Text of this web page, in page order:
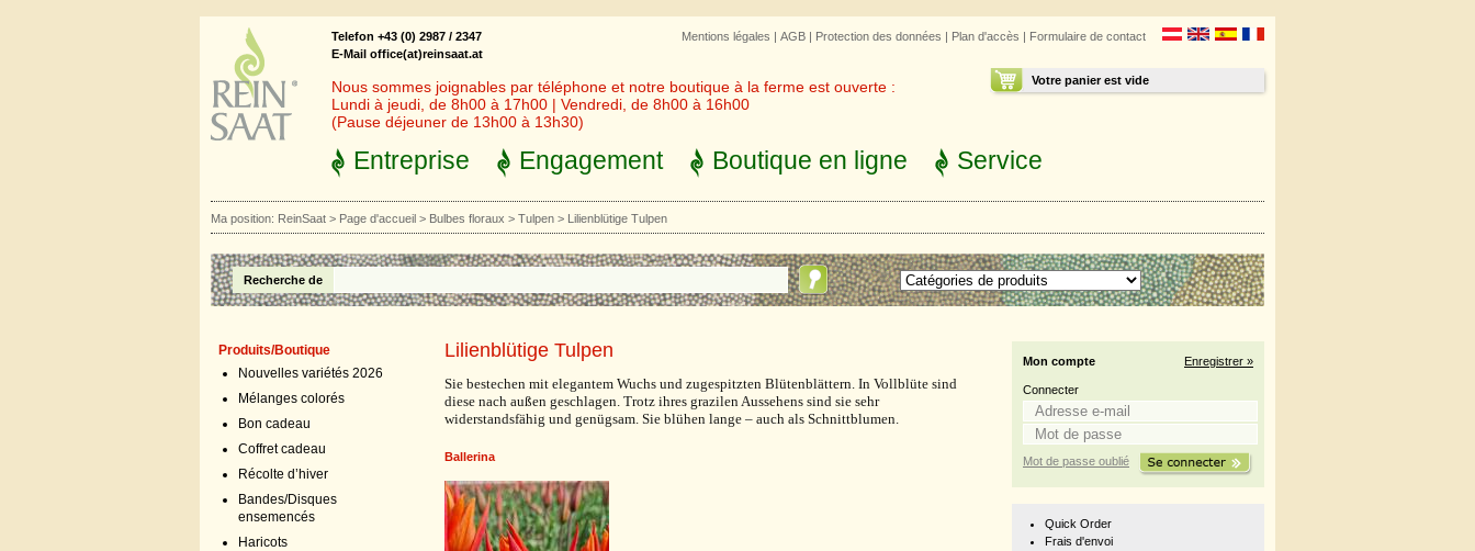
Mentions légales | AGB | Protection des données | Plan d'accès | Formulaire de contact
Votre panier est vide
Telefon +43 (0) 2987 / 2347
E-Mail office(at)reinsaat.at
Nous sommes joignables par téléphone et notre boutique à la ferme est ouverte :
Lundi à jeudi, de 8h00 à 17h00 | Vendredi, de 8h00 à 16h00
(Pause déjeuner de 13h00 à 13h30)
Entreprise Engagement Boutique en ligne Service
Ma position: ReinSaat > Page d'accueil > Bulbes floraux > Tulpen > Lilienblütige Tulpen
Recherche de
Produits/Boutique
Nouvelles variétés 2026
Mélanges colorés
Bon cadeau
Coffret cadeau
Récolte d’hiver
Bandes/Disques
ensemencés
Haricots
Lilienblütige Tulpen
Sie bestechen mit elegantem Wuchs und zugespitzten Blütenblättern. In Vollblüte sind
diese nach außen geschlagen. Trotz ihres grazilen Aussehens sind sie sehr
widerstandsfähig und genügsam. Sie blühen lange – auch als Schnittblumen.
Ballerina
Mon compte Enregistrer »
Connecter
Mot de passe oublié
Quick Order
Frais d'envoi